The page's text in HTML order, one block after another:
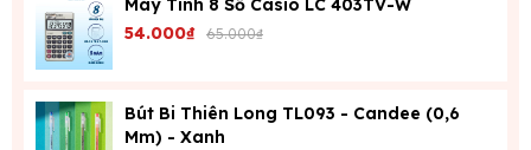
Máy Tính 8 Số Casio LC 403TV-W
54.000₫ 65.000₫
Bút Bi Thiên Long TL093 - Candee (0,6
Mm) - Xanh